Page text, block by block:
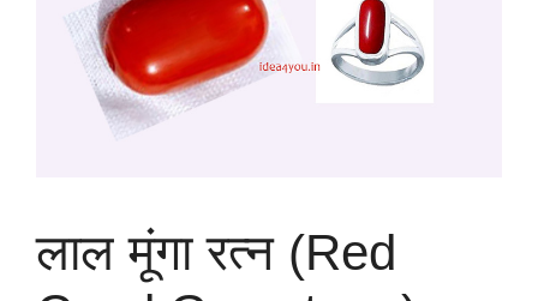
लाल मूंगा रत्न (Red